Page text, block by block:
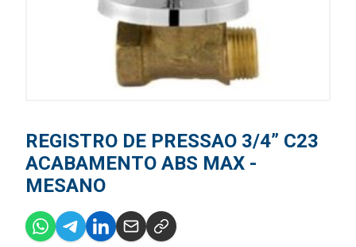
REGISTRO DE PRESSAO 3/4” C23
ACABAMENTO ABS MAX -
MESANO